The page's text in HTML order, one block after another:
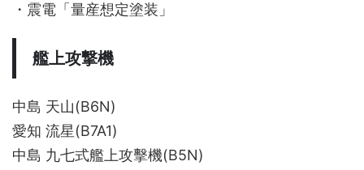
・震電「量産想定塗装」
艦上攻撃機
中島 天山(B6N)
愛知 流星(B7A1)
中島 九七式艦上攻擊機(B5N)